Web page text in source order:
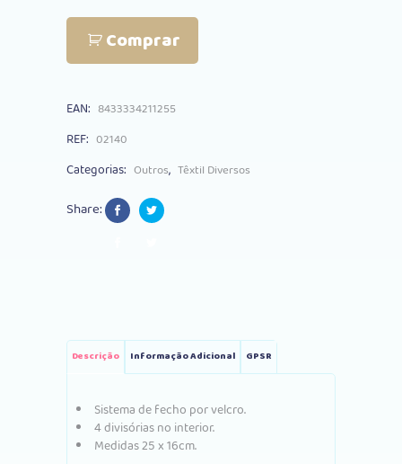
Tuc
Koala
Comprar
EAN: 8433334211255
REF: 02140
Categorias: Outros, Têxtil Diversos
Share:
Descrição Informação Adicional GPSR
Sistema de fecho por velcro.
4 divisórias no interior.
Medidas 25 x 16cm.